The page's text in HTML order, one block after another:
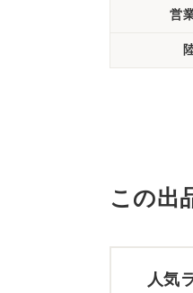
営
この出
人気